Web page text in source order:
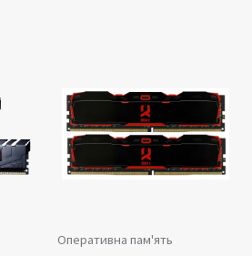
Оперативна пам'ять